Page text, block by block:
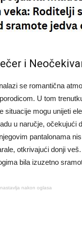
i
se romantična
U tom
situacije mogu unijeti
u naručje, očekujući
pantalonama
otkrivajući donji
bila izuzetno
nakon oglasa